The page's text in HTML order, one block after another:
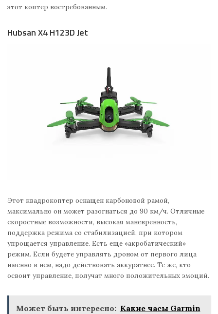
этот коптер востребованным.
Hubsan X4 H123D Jet
Этот квадрокоптер оснащен карбоновой рамой,
максимально он может разогнаться до 90 км/ч. Отличные
скоростные возможности, высокая маневренность,
поддержка режима со стабилизацией, при котором
упрощается управление. Есть еще «акробатический»
режим. Если будете управлять дроном от первого лица
именно в нем, надо действовать аккуратнее. Те же, кто
освоит управление, получат много положительных эмоций.
Может быть интересно: Какие часы Garmin